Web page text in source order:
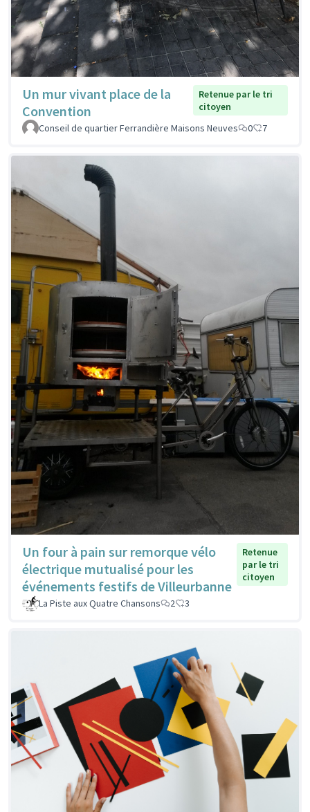
Un mur vivant place de la
Convention
Retenue par le tri
citoyen
Conseil de quartier Ferrandière Maisons Neuves
0 7
Un four à pain sur remorque vélo
électrique mutualisé pour les
événements festifs de Villeurbanne
Retenue
par le tri
citoyen
La Piste aux Quatre Chansons 2 3